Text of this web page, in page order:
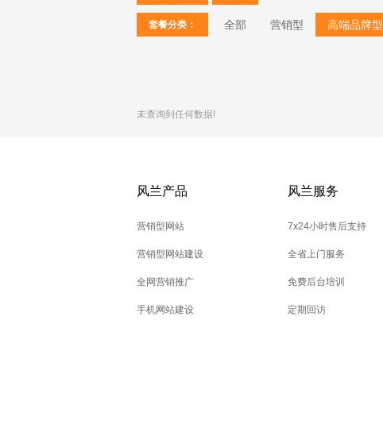
套餐分类： 全部 营销型 高端品牌型
未查询到任何数据!
风兰产品
营销型网站
营销型网站建设
全网营销推广
手机网站建设
风兰服务
7x24小时售后支持
全省上门服务
免费后台培训
定期回访